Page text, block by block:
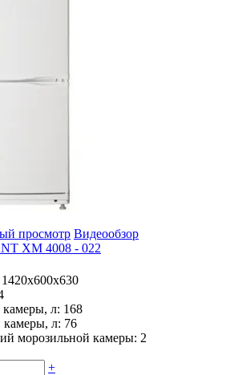
просмотр Видеообзор
ХМ 4008 - 022
1420x600x630
л: 168
л: 76
морозильной камеры: 2
+